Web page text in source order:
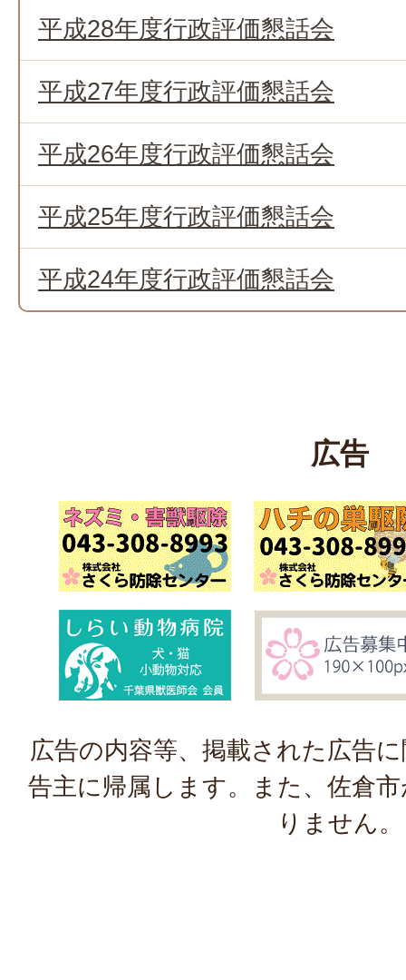
平成28年度行政評価懇話会
平成27年度行政評価懇話会
平成26年度行政評価懇話会
平成25年度行政評価懇話会
平成24年度行政評価懇話会
広告
広告の内容等、掲載された広告
告主に帰属します。また、佐倉
りません。